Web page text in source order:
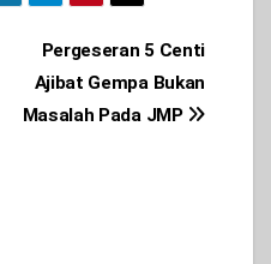
Pergeseran 5 Centi
Ajibat Gempa Bukan
Masalah Pada JMP